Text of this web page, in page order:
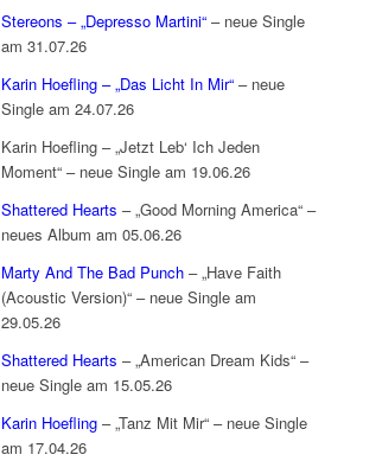
Stereons – „Depresso Martini“ – neue Single
am 31.07.26
Karin Hoefling – „Das Licht In Mir“ – neue
Single am 24.07.26
Karin Hoefling – „Jetzt Leb‘ Ich Jeden
Moment“ – neue Single am 19.06.26
Shattered Hearts – „Good Morning America“ –
neues Album am 05.06.26
Marty And The Bad Punch – „Have Faith
(Acoustic Version)“ – neue Single am
29.05.26
Shattered Hearts – „American Dream Kids“ –
neue Single am 15.05.26
Karin Hoefling – „Tanz Mit Mir“ – neue Single
am 17.04.26